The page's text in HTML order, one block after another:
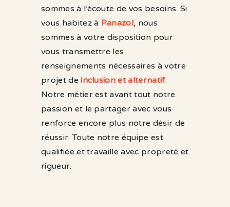
sommes à l’écoute de vos besoins. Si
vous habitez à Panazol, nous
sommes à votre disposition pour
vous transmettre les
renseignements nécessaires à votre
projet deinclusion et alternatif.
Notre métier est avant tout notre
passion et le partager avec vous
renforce encore plus notre désir de
réussir. Toute notre équipe est
qualifiée et travaille avec propreté et
rigueur.